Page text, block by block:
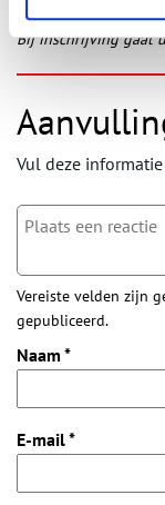
Bij inschrijving gaat
Vul deze
Vereiste velden zijn
gepubliceerd.
Naam *
E-mail*